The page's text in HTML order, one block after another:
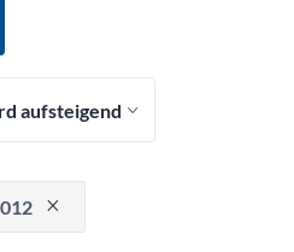
zu entfernen